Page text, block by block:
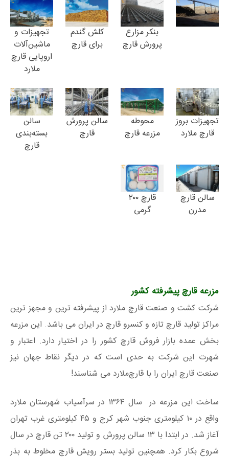
بنکر مزارع
پرورش قارچ
کلش گندم
برای قارچ
تجهیزات و
ماشین‌آلات
اروپایی قارچ
ملارد
تجهیزات بروز
قارچ ملارد
محوطه
مزرعه قارچ
سالن پرورش
قارچ
سالن
بسته‌بندی
قارچ
سالن قارچ
مدرن
قارچ ۲۰۰
گرمی
مزرعه قارچ پیشرفته کشور
شرکت کشت و صنعت قارچ ملارد از پیشرفته ترین و مجهز ترین
مراکز تولید قارچ تازه و کنسرو قارچ در ایران می باشد. این مزرعه
بخش عمده بازار فروش قارچ کشور را در اختیار دارد. اعتبار و
شهرت این شرکت به حدی است که در دیگر نقاط جهان نیز
صنعت قارچ ایران را با قارچ‌ملارد می شناسند!
ساخت این مزرعه در سال ۱۳۶۴ در سرآسیاب شهرستان ملارد
واقع در ۱۰ کیلومتری جنوب شهر کرج و ۴۵ کیلومتری غرب تهران
آغاز شد. در ابتدا با ۱۳ سالن پرورش و تولید ۲۰۰ تن قارچ در سال
شروع بکار کرد. همچنین تولید بستر رویش قارچ مخلوط به بذر